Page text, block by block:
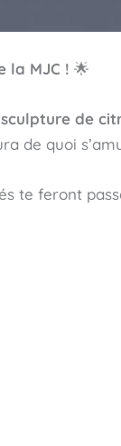
la MJC ! 🌟
sculpture de
de quoi
te feront